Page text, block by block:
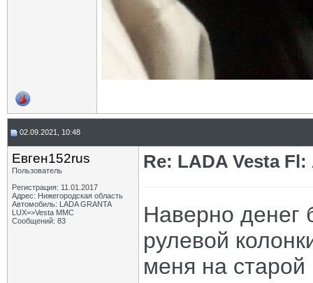
02.09.2021, 10:48
Евген152rus
Пользователь
Регистрация: 11.01.2017
Адрес: Нижегородская область
Автомобиль: LADA GRANTA
LUX=>Vesta MMC
Сообщений: 83
Re: LADA Vesta
Наверно денег
рулевой
меня на старой